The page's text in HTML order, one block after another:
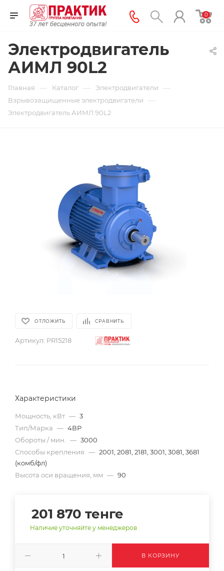
0
Электродвигатель
АИМЛ 90L2
Главная — Каталог — Электродвигатели —
Взрывозащищенные электродвигатели —
Электродвигатель АИМЛ 90L2
ОТЛОЖИТЬ СРАВНИТЬ
Артикул: PR15218
Характеристики
Мощность, кВт — 3
Тип/Марка — 4ВР
Обороты / мин.
— 3000
Способы крепления — 2001, 2081, 2181, 3001, 3081, 3681
(комб/фл)
Высота оси вращения, мм — 90
201 870 тенге
Наличие уточняйте у менеджеров
В КОРЗИНУ